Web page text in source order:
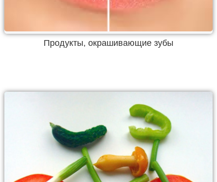
Продукты, окрашивающие зубы